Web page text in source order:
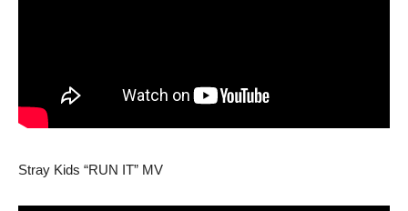
Stray Kids “RUN IT” MV